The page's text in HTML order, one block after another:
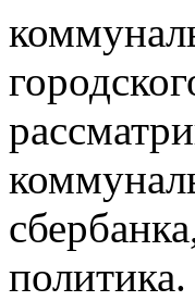
политика.